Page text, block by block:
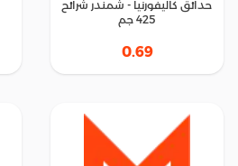
حدائق كاليفورنيا - شمندر شرائح
425 جم
0.69